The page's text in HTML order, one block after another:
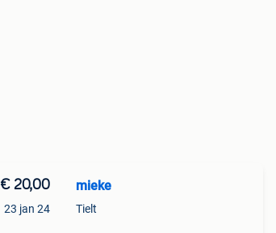
€ 20,00
23 jan 24
mieke
Tielt